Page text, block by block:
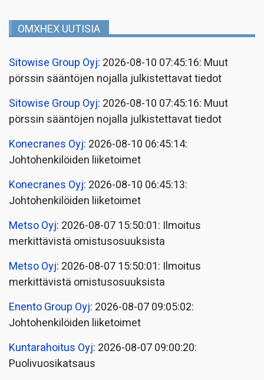
OMXHEX UUTISIA
Sitowise Group Oyj: 2026-08-10 07:45:16: Muut
pörssin sääntöjen nojalla julkistettavat tiedot
Sitowise Group Oyj: 2026-08-10 07:45:16: Muut
pörssin sääntöjen nojalla julkistettavat tiedot
Konecranes Oyj: 2026-08-10 06:45:14:
Johtohenkilöiden liiketoimet
Konecranes Oyj: 2026-08-10 06:45:13:
Johtohenkilöiden liiketoimet
Metso Oyj: 2026-08-07 15:50:01: Ilmoitus
merkittävistä omistusosuuksista
Metso Oyj: 2026-08-07 15:50:01: Ilmoitus
merkittävistä omistusosuuksista
Enento Group Oyj: 2026-08-07 09:05:02:
Johtohenkilöiden liiketoimet
Kuntarahoitus Oyj: 2026-08-07 09:00:20:
Puolivuosikatsaus